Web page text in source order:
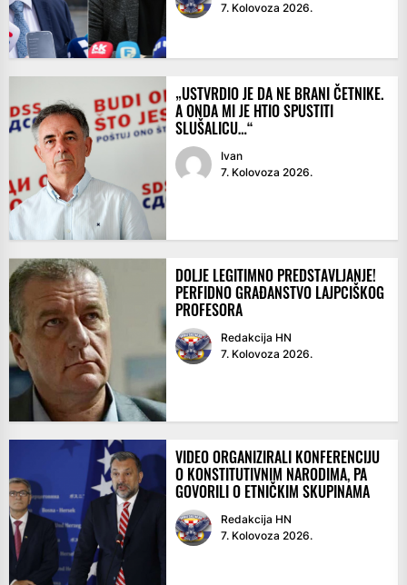
7. Kolovoza 2026.
„USTVRDIO JE DA NE BRANI ČETNIKE.
A ONDA MI JE HTIO SPUSTITI
SLUŠALICU…“
Ivan
7. Kolovoza 2026.
DOLJE LEGITIMNO PREDSTAVLJANJE!
PERFIDNO GRAĐANSTVO LAJPCIŠKOG
PROFESORA
Redakcija HN
7. Kolovoza 2026.
VIDEO ORGANIZIRALI KONFERENCIJU
O KONSTITUTIVNIM NARODIMA, PA
GOVORILI O ETNIČKIM SKUPINAMA
Redakcija HN
7. Kolovoza 2026.